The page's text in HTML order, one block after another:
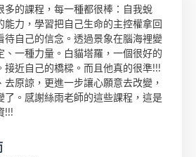
多的課程，每一種都很棒：自我蛻
能力，學習把自己生命的主控權拿回
待自己的信念。透過景象在腦海裡變
、一種力量。白貓塔羅，一個很好的
接近自己的橋樑。而且他真的很準!!!
去原諒，更進一步讓心願意去改變，
了。感謝絲雨老師的這些課程，這是
!!!